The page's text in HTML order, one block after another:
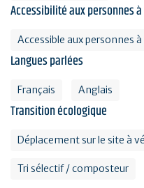
Accessibilité aux personnes
Accessible aux personnes
Langues parlées
Français Anglais
Transition écologique
Déplacement sur le site à
Tri sélectif / composteur